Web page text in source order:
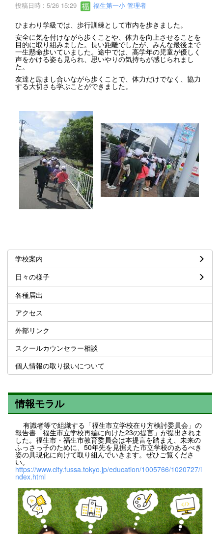
投稿日時 : 5/26 15:29 福生第一小 管理者
ひまわり学級では、歩行訓練として市内を歩きました。
安全に気を付けながら歩くことや、体力を向上させることを
目的に取り組みました。長い距離でしたが、みんな最後まで
一生懸命歩いていました。途中では、高学年の児童が優しく
声をかける姿も見られ、思いやりの気持ちが感じられまし
た。
友達と励まし合いながら歩くことで、体力だけでなく、協力
する大切さも学ぶことができました。
学校案内
日々の様子
各種届出
アクセス
外部リンク
スクールカウンセラー相談
個人情報の取り扱いについて
情報モラル
有識者等で組織する「福生市立学校在り方検討委員会」の
報告書「福生市立学校再編に向けた23の提言」が提出されま
した。福生市・福生市教育委員会は本提言を踏まえ、未来の
ふっさっ子のために、50年先を見据えた市立学校のあるべき
姿の具現化に向けて取り組んでいきます。ぜひご覧くださ
い。
https://www.city.fussa.tokyo.jp/education/1005766/1020727/i
ndex.html